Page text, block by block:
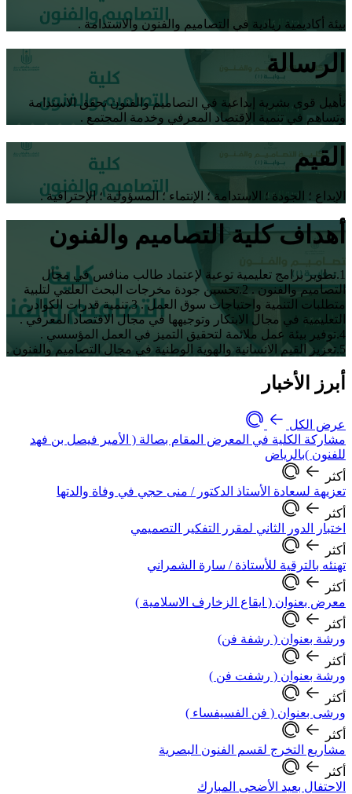
بيئة أكاديمية ريادية في التصاميم والفنون والاستدامة .
الرسالة
تأهيل قوى بشرية إبداعية في التصاميم والفنون تحقق الاستدامة
وتساهم في تنمية الإقتصاد المعرفي وخدمة المجتمع .
القيم
الإبداع ؛ الجودة ؛ الاستدامة ؛ الإنتماء ؛ المسؤولية ؛ الإحترافية .
أهداف كلية التصاميم والفنون
1.تطوير برامج تعليمية توعية لإعتماد طالب منافس في مجال
التصاميم والفنون . 2.تحسين جودة مخرجات البحث العلمي لتلبية
متطلبات التنمية واحتياجات سوق العمل . 3.تنمية قدرات الكوادر
التعليمية في مجال الابتكار وتوجيهها في مجال الاقتصاد المعرفي .
4.توفير بيئة عمل ملائمة لتحقيق التميز في العمل المؤسسي .
5.تعزيز القيم الانسانية والهوية الوطنية في مجال التصاميم والفنون .
أبرز الأخبار
عرض الكل
مشاركة الكلية في المعرض المقام بصالة ( الأمير فيصل بن فهد
للفنون )بالرياض
أكثر
تعزيهة لسعادة الأستاذ الدكتور / منى حجي في وفاة والدتها
أكثر
اختبار الدور الثاني لمقرر التفكير التصميمي
أكثر
تهنئه بالترقية للأستاذة / سارة الشمراني
أكثر
معرض بعنوان ( ايقاع الزخارف الاسلامية )
أكثر
ورشة بعنوان ( رشفة فن)
أكثر
ورشة بعنوان ( رشفت فن )
أكثر
ورشى بعنوان ( فن الفسيفساء )
أكثر
مشاريع التخرج لقسم الفنون البصرية
أكثر
الاحتفال بعيد الأضحى المبارك